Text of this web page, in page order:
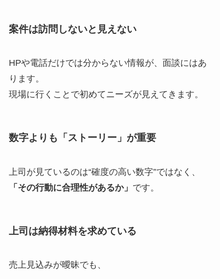
案件は訪問しないと見えない
HPや電話だけでは分からない情報が、面談にはあ
ります。
現場に行くことで初めてニーズが見えてきます。
数字よりも「ストーリー」が重要
上司が見ているのは“確度の高い数字”ではなく、
「その行動に合理性があるか」 です。
上司は納得材料を求めている
売上見込みが曖昧でも、